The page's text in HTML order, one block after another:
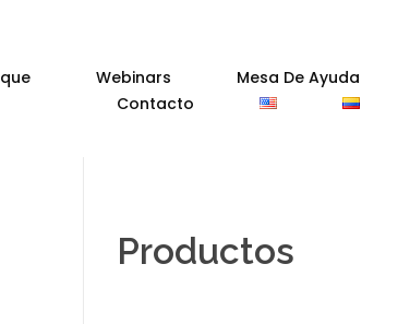
Webinars
Mesa De Ayuda
Contacto
Productos